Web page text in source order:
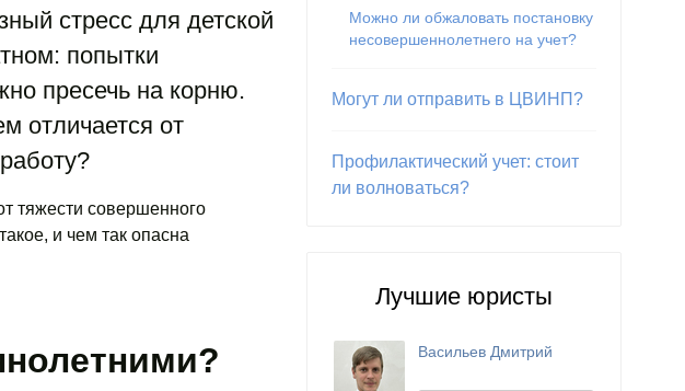
стресс для детской
попытки
пресечь на корню.
отличается от
тяжести совершенного
и чем так опасна
Можно ли обжаловать постановку
несовершеннолетнего на учет?
Могут ли отправить в ЦВИНП?
Профилактический учет: стоит
ли волноваться?
Лучшие юристы
Васильев Дмитрий